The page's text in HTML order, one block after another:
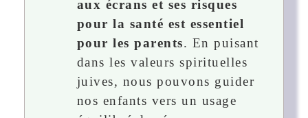
aux écrans et ses risques
pour la santé est essentiel
pour les parents. En puisant
dans les valeurs spirituelles
juives, nous pouvons guider
nos enfants vers un usage